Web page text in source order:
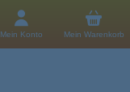
Mein Konto Mein Warenkorb